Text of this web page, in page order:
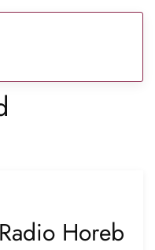
Horeb